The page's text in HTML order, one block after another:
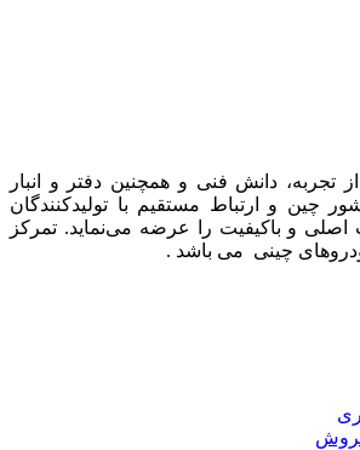
تجربه، دانش فنی و همچنین دفتر و انبار
چین و ارتباط مستقیم با تولیدکنندگان
اصلی و باکیفیت را عرضه می‌نماید. تمرکز
چینی می باشد .